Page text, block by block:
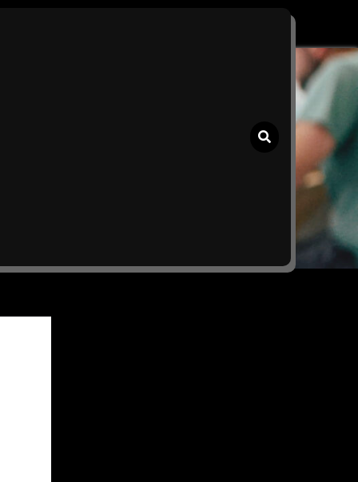
€150.000